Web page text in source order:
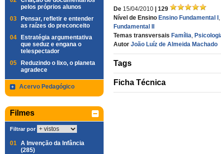
pelos próprios alunos
03
Pensar, refletir e entender
as raízes do preconceito
04
Estratégia argumentativa
que seduz e engana o
telespectador
05
Reduzindo o lixo, o planeta
agradece
Acervo Pedagógico
Filmes
Filtrar por
01 A Invenção da Infância
(285)
De 15/04/2010
| 129
Nível de Ensino Ensino Fundamental I ,
Fundamental II
Temas transversais Família,
Autor João Luíz de Almeida Machado
Tags
Ficha Técnica